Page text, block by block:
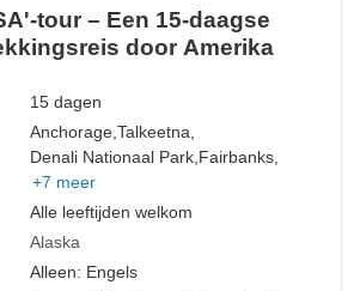
tour – Een 15-daagse
door Amerika
15 dagen
Anchorage,Talkeetna,
Denali Nationaal Park, Fairbanks,
+7 meer
Alle leeftijden welkom
Alaska
Alleen: Engels